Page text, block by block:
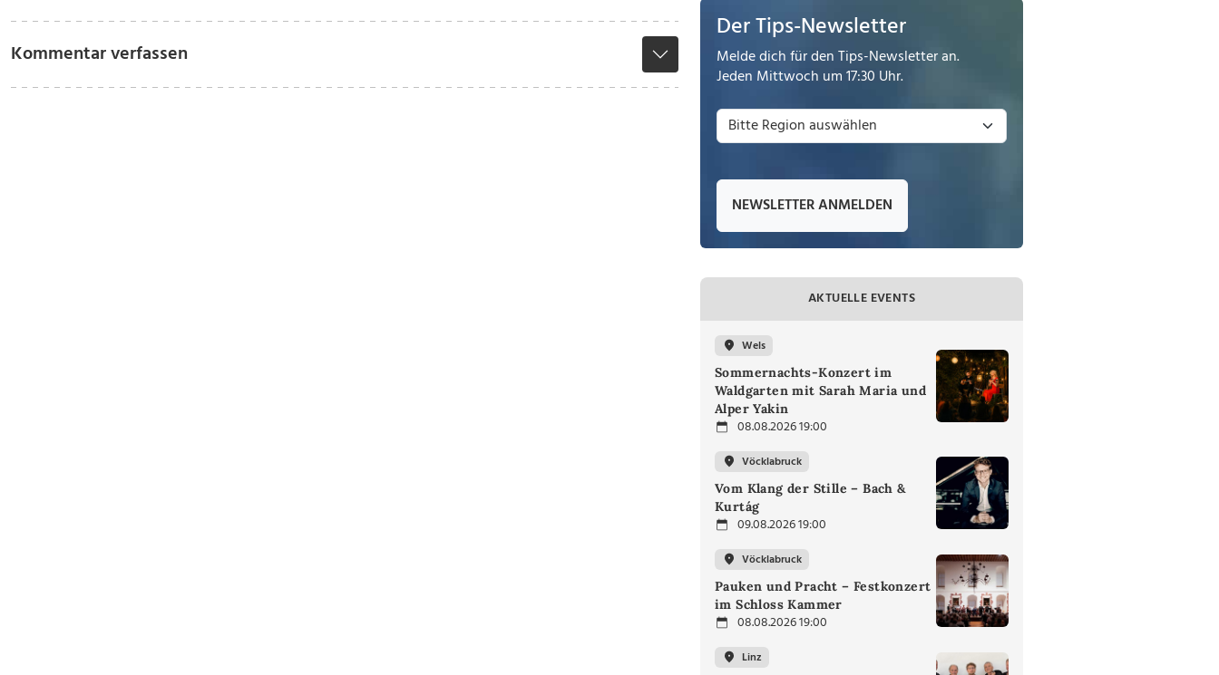
Kommentar verfassen
Der Tips-Newsletter
Melde dich für den Tips-Newsletter an.
Jeden Mittwoch um 17:30 Uhr.
NEWSLETTER ANMELDEN
AKTUELLE EVENTS
Wels
Sommernachts-Konzert im
Waldgarten mit Sarah Maria und
Alper Yakin
08.08.2026 19:00
Vöcklabruck
Vom Klang der Stille – Bach &
Kurtág
09.08.2026 19:00
Vöcklabruck
Pauken und Pracht – Festkonzert
im Schloss Kammer
08.08.2026 19:00
Linz